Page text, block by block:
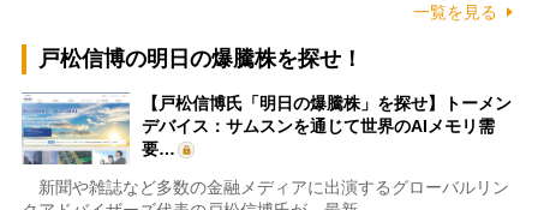
一覧を見る
戸松信博の明日の爆騰株を探せ！
【戸松信博氏「明日の爆騰株」を探せ】トーメン
デバイス：サムスンを通じて世界のAIメモリ需
要…
新聞や雑誌など多数の金融メディアに出演するグローバルリン